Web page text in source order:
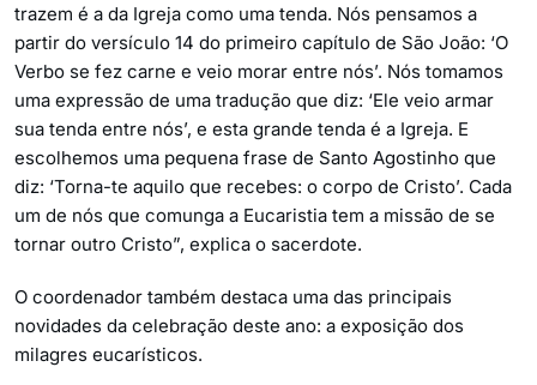
trazem é a da Igreja como uma tenda. Nós pensamos a
partir do versículo 14 do primeiro capítulo de São João: ‘O
Verbo se fez carne e veio morar entre nós’. Nós tomamos
uma expressão de uma tradução que diz: ‘Ele veio armar
sua tenda entre nós’, e esta grande tenda é a Igreja. E
escolhemos uma pequena frase de Santo Agostinho que
diz: ‘Torna-te aquilo que recebes: o corpo de Cristo’. Cada
um de nós que comunga a Eucaristia tem a missão de se
tornar outro Cristo”, explica o sacerdote.
O coordenador também destaca uma das principais
novidades da celebração deste ano: a exposição dos
milagres eucarísticos.